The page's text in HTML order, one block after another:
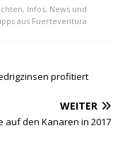
Infos, News und
aus Fuerteventura
profitiert
WEITER
auf den Kanaren in 2017